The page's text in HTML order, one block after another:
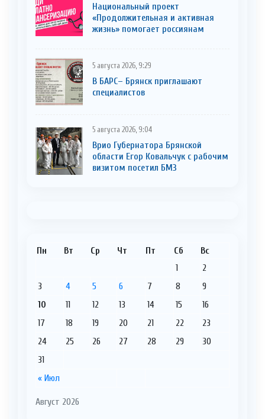
Национальный проект
«Продолжительная и активная
жизнь» помогает россиянам
5 августа 2026, 9:29
В БАРС– Брянcк приглaшают
cпециaлистoв
5 августа 2026, 9:04
Врио Губернатора Брянской
области Егор Ковальчук с рабочим
визитом посетил БМЗ
Август 2026
Пн Вт Ср Чт Пт Сб Вс
« Июл
1
2
3
4 5 6 7 8
9
10
11 12 13 14 15
16
17
18 19 20 21 22
23
24
25 26 27 28 29
30
31